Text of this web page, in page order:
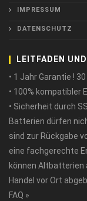
IMPRESSUM
DATENSCHUTZ
LEITFADEN
• 1 Jahr Garantie !
• 100% kompatibler
• Sicherheit durch
Batterien dürfen
sind zur Rückgabe
eine fachgerechte
können Altbatterien
Handel vor Ort
FAQ »